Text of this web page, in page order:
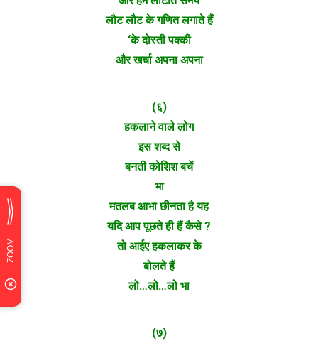
लौट लौट के गणित लगाते हैं
‘के दोस्ती पक्की
और खर्चा अपना अपना
(६)
हकलाने वाले लोग
इस शब्द से
बनती कोशिश बचें
भा
मतलब आभा छीनता है यह
यदि आप पूछते ही हैं कैसे ?
तो आईए हकलाकर के
बोलते हैं
लो…लो…लो भा
(७)